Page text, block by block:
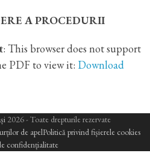
A PROCEDURII
: This browser does not support
PDF to view it: Download
2026 - Toate drepturile rezervate
de apelPolitică privind fișierele cookies
confidențialitate